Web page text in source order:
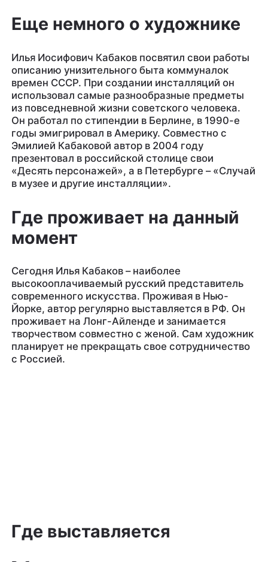
Еще немного о художнике
Илья Иосифович Кабаков посвятил свои работы
описанию унизительного быта коммуналок
времен СССР. При создании инсталляций он
использовал самые разнообразные предметы
из повседневной жизни советского человека.
Он работал по стипендии в Берлине, в 1990-е
годы эмигрировал в Америку. Совместно с
Эмилией Кабаковой автор в 2004 году
презентовал в российской столице свои
«Десять персонажей», а в Петербурге – «Случай
в музее и другие инсталляции».
Где проживает на данный
момент
Сегодня Илья Кабаков – наиболее
высокооплачиваемый русский представитель
современного искусства. Проживая в Нью-
Йорке, автор регулярно выставляется в РФ. Он
проживает на Лонг-Айленде и занимается
творчеством совместно с женой. Сам художник
планирует не прекращать свое сотрудничество
с Россией.
Где выставляется